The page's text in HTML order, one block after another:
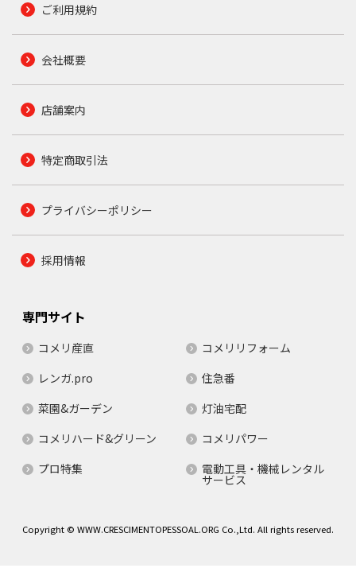
ご利用規約
会社概要
店舗案内
特定商取引法
プライバシーポリシー
採用情報
専門サイト
コメリ産直
コメリリフォーム
レンガ.pro
住急番
菜園&ガーデン
灯油宅配
コメリハード&グリーン
コメリパワー
プロ特集
電動工具・機械レンタル
サービス
Copyright © WWW.CRESCIMENTOPESSOAL.ORG Co.,Ltd. All rights reserved.